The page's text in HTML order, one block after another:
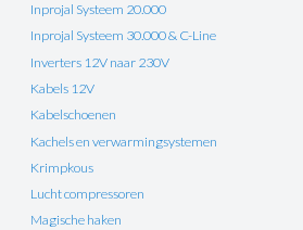
Inprojal Systeem 20.000
Inprojal Systeem 30.000 & C-Line
Inverters 12V naar 230V
Kabels 12V
Kabelschoenen
Kachels en verwarmingsystemen
Krimpkous
Lucht compressoren
Magische haken